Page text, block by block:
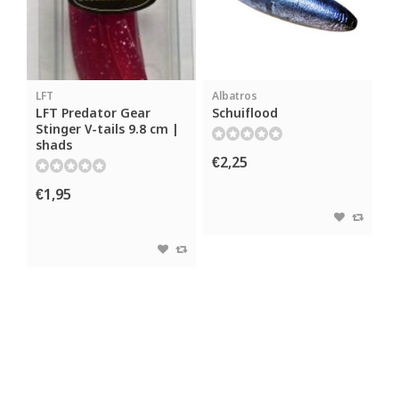
LFT
LFT Predator Gear
Stinger V-tails 9.8 cm |
shads
€1,95
Albatros
Schuiflood
€2,25